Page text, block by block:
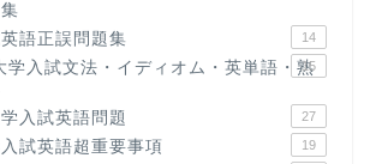
語正誤問題集 14
学入試文法・イディオム・英単語・熟
15
入試英語問題 27
試英語超重要事項 19